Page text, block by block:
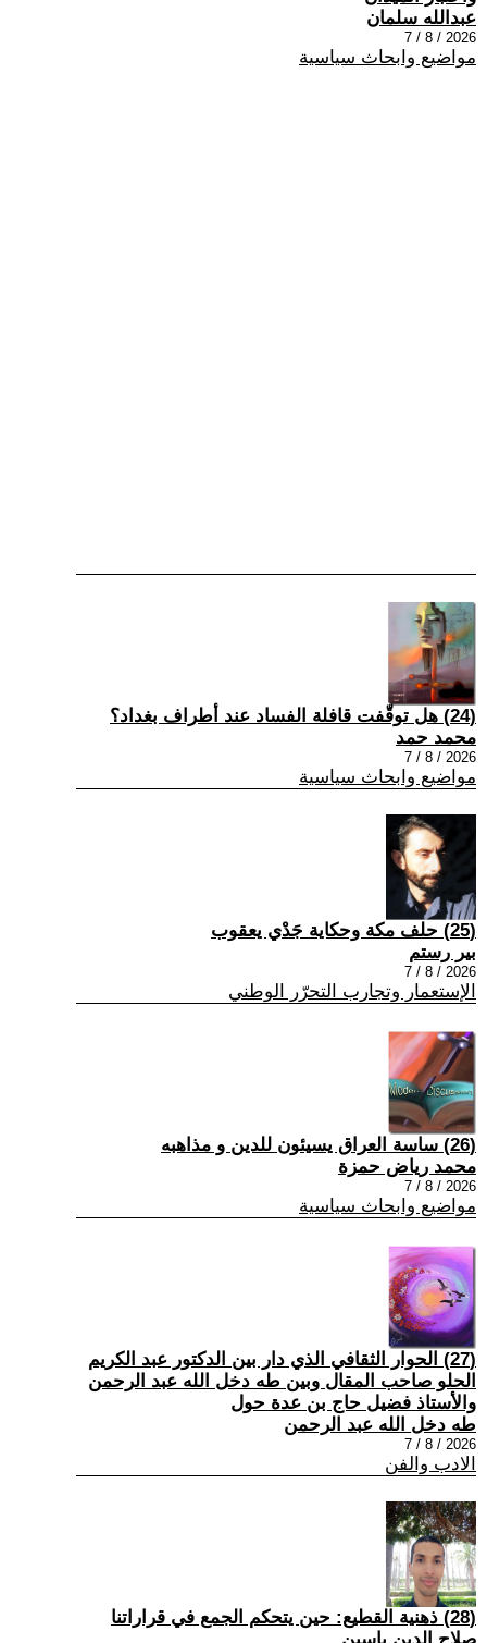
عبدالله سلمان
2026 / 8 / 7
مواضيع وابحاث سياسية
(24) هل توقّفت قافلة الفساد عند أطراف بغداد؟
محمد حمد
2026 / 8 / 7
مواضيع وابحاث سياسية
(25) حلف مكة وحكاية جَدْي يعقوب
بير رستم
2026 / 8 / 7
الإستعمار وتجارب التحرّر الوطني
(26) ساسة العراق يسيئون للدين و مذاهبه
محمد رياض حمزة
2026 / 8 / 7
مواضيع وابحاث سياسية
(27) الحوار الثقافي الذي دار بين الدكتور عبد الكريم
الحلو صاحب المقال وبين طه دخل الله عبد الرحمن
والأستاذ فضيل حاج بن عدة حول
طه دخل الله عبد الرحمن
2026 / 8 / 7
الادب والفن
(28) ذهنية القطيع: حين يتحكم الجمع في قراراتنا